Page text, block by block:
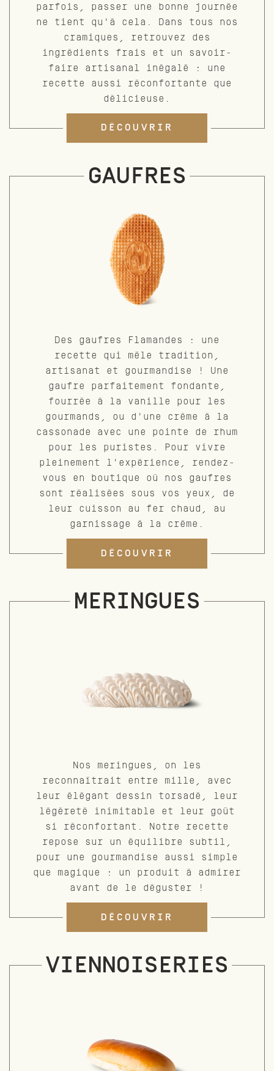
parfois, passer une bonne journée
ne tient qu'à cela. Dans tous nos
cramiques, retrouvez des
ingrédients frais et un savoir-
faire artisanal inégalé : une
recette aussi réconfortante que
délicieuse.
DÉCOUVRIR
GAUFRES
Des gaufres Flamandes : une
recette qui mêle tradition,
artisanat et gourmandise ! Une
gaufre parfaitement fondante,
fourrée à la vanille pour les
gourmands, ou d'une crème à la
cassonade avec une pointe de rhum
pour les puristes. Pour vivre
pleinement l'expérience, rendez-
vous en boutique où nos gaufres
sont réalisées sous vos yeux, de
leur cuisson au fer chaud, au
garnissage à la crème.
DÉCOUVRIR
MERINGUES
Nos meringues, on les
reconnaîtrait entre mille, avec
leur élégant dessin torsadé, leur
légèreté inimitable et leur goût
si réconfortant. Notre recette
repose sur un équilibre subtil,
pour une gourmandise aussi simple
que magique : un produit à admirer
avant de le déguster !
DÉCOUVRIR
VIENNOISERIES